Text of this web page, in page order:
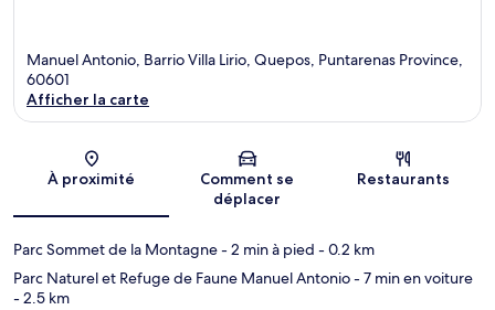
Manuel Antonio, Barrio Villa Lirio, Quepos, Puntarenas Province,
60601
Afficher la carte
À proximité
Comment se
déplacer
Restaurants
Parc Sommet de la Montagne- 2 min à pied - 0.2 km
Parc Naturel et Refuge de Faune Manuel Antonio- 7 min en voiture
- 2.5 km